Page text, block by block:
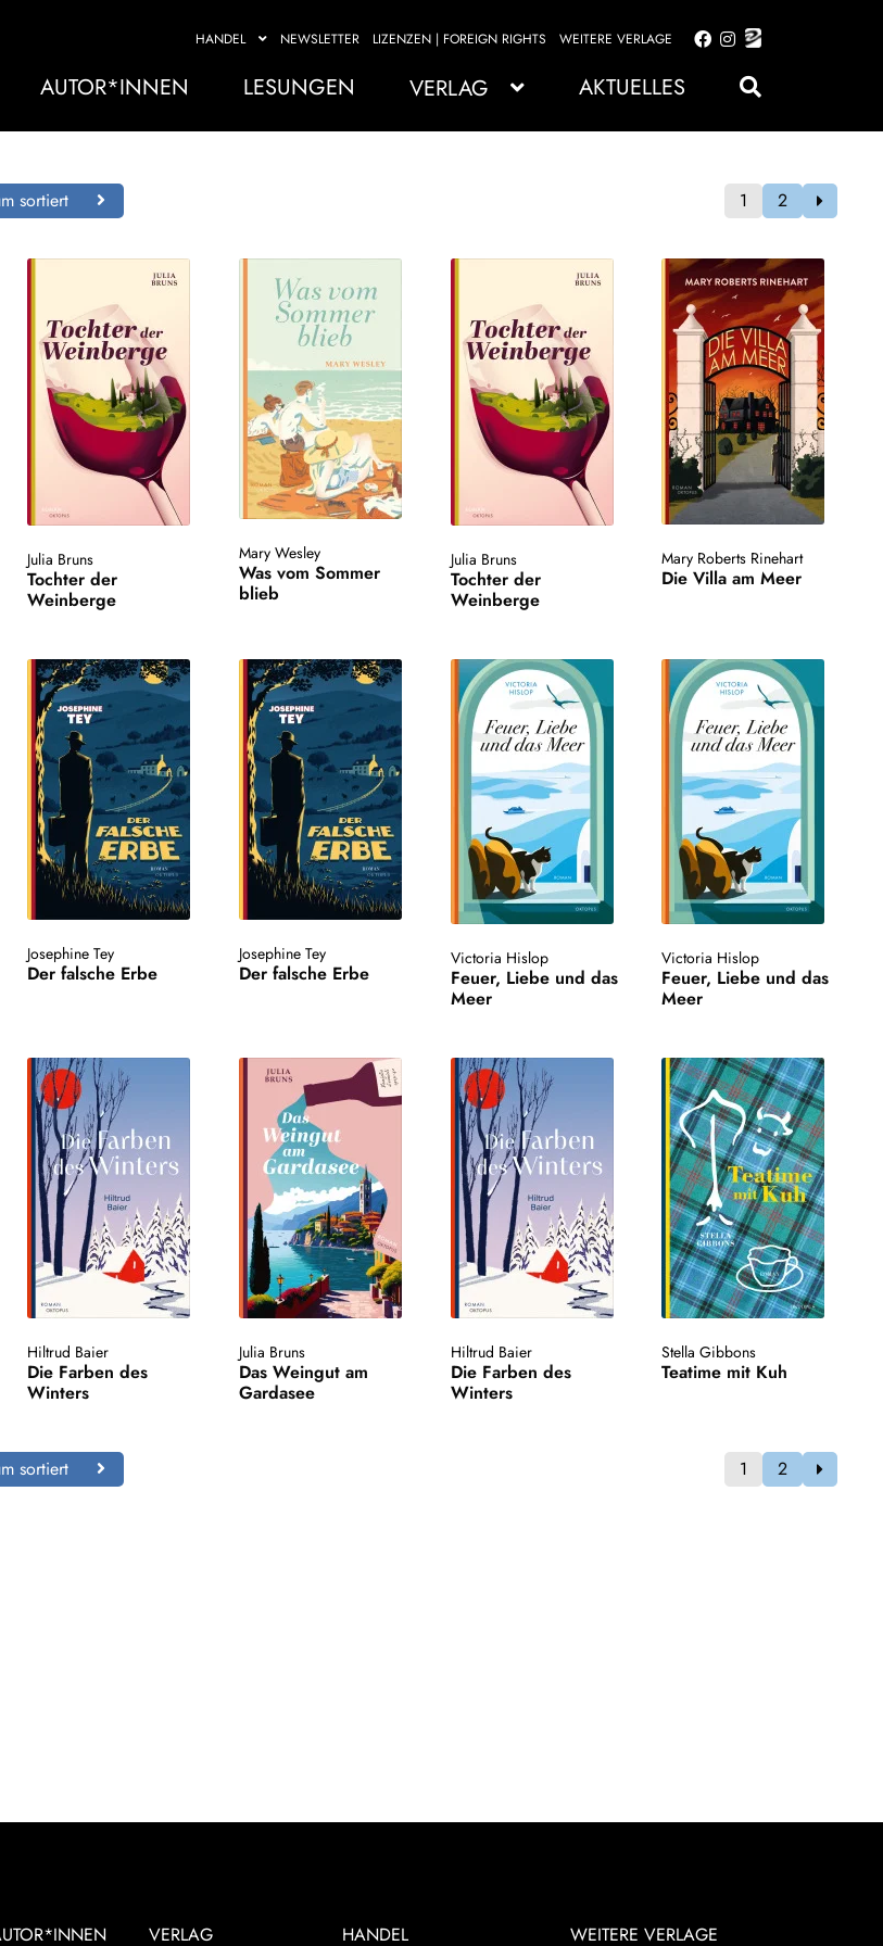
HANDEL NEWSLETTER LIZENZEN | FOREIGN RIGHTS WEITERE VERLAGE
Zur
springen
Zum
springen
AUTOR*INNEN LESUNGEN VERLAG AKTUELLES
sortiert 1 2
Julia Bruns
Tochter der
Weinberge
Mary Wesley
Was vom Sommer
blieb
Julia Bruns
Tochter der
Weinberge
Mary Roberts Rinehart
Die Villa am Meer
Josephine Tey
Der falsche Erbe
Josephine Tey
Der falsche Erbe
Victoria Hislop
Feuer, Liebe und das
Meer
Victoria Hislop
Feuer, Liebe und das
Meer
Hiltrud Baier
Die Farben des
Winters
Julia Bruns
Das Weingut am
Gardasee
Hiltrud Baier
Die Farben des
Winters
Stella Gibbons
Teatime mit Kuh
sortiert 1 2
VERLAG HANDEL WEITERE VERLAGE